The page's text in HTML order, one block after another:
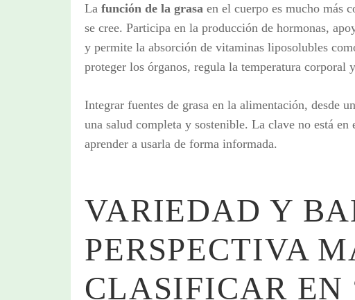
La función de la grasa en el cuerpo es mucho más
se cree. Participa en la producción de hormonas,
y permite la absorción de vitaminas liposolubles
proteger los órganos, regula la temperatura corporal
Integrar fuentes de grasa en la alimentación, desde
una salud completa y sostenible. La clave no está
aprender a usarla de forma informada.
VARIEDAD Y
PERSPECTIVA
CLASIFICAR EN